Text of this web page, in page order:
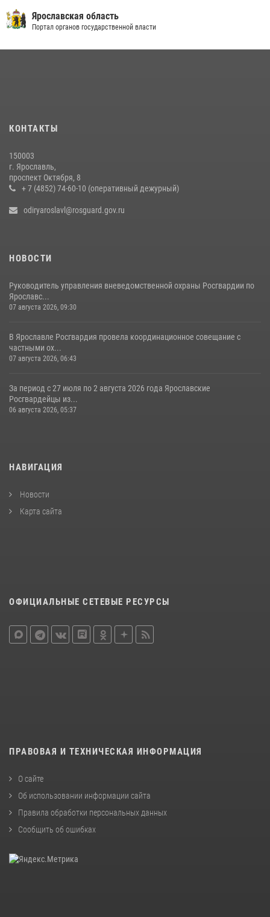
Росгвардейцы обеспечили правопорядок во время крестного хода
в Ярославской области
ЯРОСЛАВСКИЕ РОСГВАРДЕЙЦЫ ЗА ПРОШЕДШУЮ НЕДЕЛЮ
СОВЕРШИЛИ БОЛЕЕ 300 ВЫЕЗДОВ ПО СИГНАЛАМ «ТРЕВОГА»
20 июля 2026, 14:51
Ярославская область
Портал органов государственной власти
КОНТАКТЫ
150003
г. Ярославль,
проспект Октября, 8
+ 7 (4852) 74-60-10 (оперативный дежурный)
odiryaroslavl@rosguard.gov.ru
НОВОСТИ
Руководитель управления вневедомственной охраны Росгвардии по
Ярославс...
07 августа 2026, 09:30
В Ярославле Росгвардия провела координационное совещание с
частными ох...
07 августа 2026, 06:43
За период с 27 июля по 2 августа 2026 года Ярославские
Росгвардейцы из...
06 августа 2026, 05:37
НАВИГАЦИЯ
Новости
Карта сайта
ОФИЦИАЛЬНЫЕ СЕТЕВЫЕ РЕСУРСЫ
ПРАВОВАЯ И ТЕХНИЧЕСКАЯ ИНФОРМАЦИЯ
О сайте
Об использовании информации сайта
Правила обработки персональных данных
Сообщить об ошибках